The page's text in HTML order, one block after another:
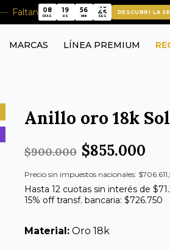
Faltan
08
08
DÍAS
19
19
HS
56
56
MIN
45
45
SEG
DESCUBRÍ LA
MARCAS LÍNEA PREMIUM
Anillo oro 18k
$900.000 $855.000
Precio sin impuestos nacionales:
Hasta 12 cuotas sin interés de
15% off transf. bancaria: $726.750
Material: Oro 18k